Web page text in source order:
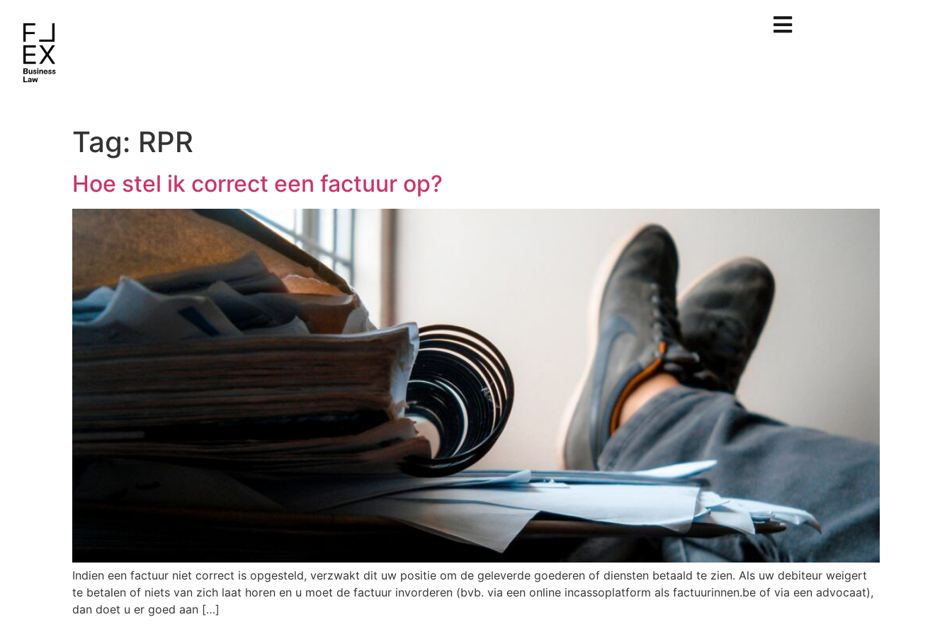
Tag: RPR
Hoe stel ik correct een factuur op?
Indien een factuur niet correct is opgesteld, verzwakt dit uw positie om de geleverde goederen of diensten betaald te zien. Als uw debiteur weigert
te betalen of niets van zich laat horen en u moet de factuur invorderen (bvb. via een online incassoplatform als factuurinnen.be of via een advocaat),
dan doet u er goed aan […]